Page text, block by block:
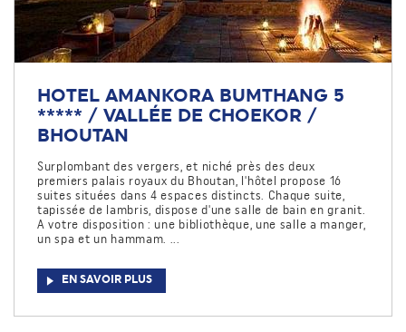
HOTEL AMANKORA BUMTHANG 5
***** / VALLÉE DE CHOEKOR /
BHOUTAN
Surplombant des vergers, et niché près des deux
premiers palais royaux du Bhoutan, l'hôtel propose 16
suites situées dans 4 espaces distincts. Chaque suite,
tapissée de lambris, dispose d'une salle de bain en granit.
A votre disposition : une bibliothèque, une salle a manger,
un spa et un hammam. ...
EN SAVOIR PLUS